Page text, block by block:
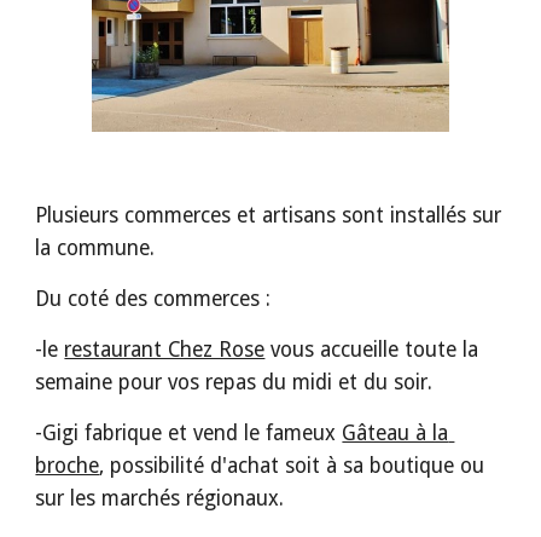
Plusieurs commerces et artisans sont installés sur
la commune.
Du coté des commerces :
-le restaurant Chez Rose vous accueille toute la
semaine pour vos repas du midi et du soir.
-Gigi fabrique et vend le fameux Gâteau à la
broche, possibilité d'achat soit à sa boutique ou
sur les marchés régionaux.